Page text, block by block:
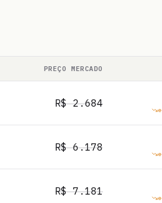
PREÇO MERCADO
R$2.684
R$6.178
R$7.181